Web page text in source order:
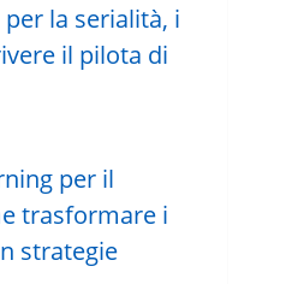
la serialità, i
il pilota di